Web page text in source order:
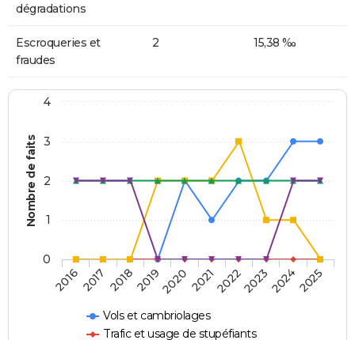
dégradations
Escroqueries et
fraudes
2 15,38 ‰
Nombre de faits
Vols et cambriolages
Trafic et usage de stupéfiants
20162017 20182019202020212022202320242025
0
1
2
3
4